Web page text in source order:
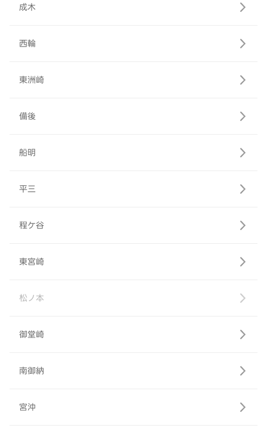
成木
西輪
東洲崎
備後
船明
平三
程ケ谷
東宮崎
松ノ本
御堂崎
南御納
宮沖